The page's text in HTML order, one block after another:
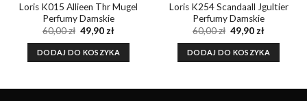
Loris K015 Allieen Thr Mugel
Perfumy Damskie
60,00zł Pierwotna
cena
wynosiła:
60,00 zł.
49,90 złAktualna
wynosi:
49,90 zł.
DODAJ DO KOSZYKA
Loris K254 Scandaall Jgultier
Perfumy Damskie
60,00zł Pierwotna
cena
wynosiła:
60,00 zł.
49,90 złAktualna
wynosi:
49,90 zł.
DODAJ DO KOSZYKA